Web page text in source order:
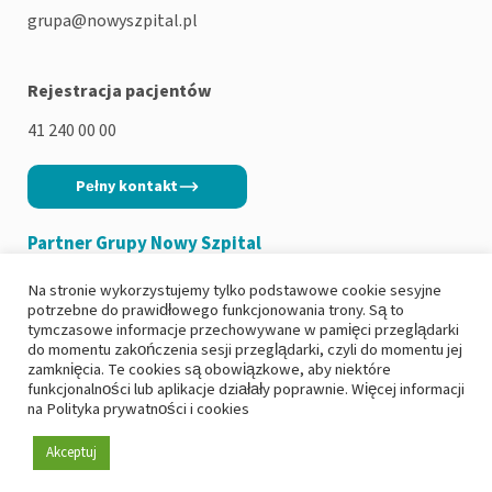
grupa@nowyszpital.pl
Rejestracja pacjentów
41 240 00 00
Pełny kontakt
Partner Grupy Nowy Szpital
Copyright 2026 |Polityka prywatności
Deklaracja dostępności
Ochrona danych osobowych i RODO
Na stronie wykorzystujemy tylko podstawowe cookie sesyjne
potrzebne do prawidłowego funkcjonowania trony. Są to
tymczasowe informacje przechowywane w pamięci przeglądarki
do momentu zakończenia sesji przeglądarki, czyli do momentu jej
zamknięcia. Te cookies są obowiązkowe, aby niektóre
funkcjonalności lub aplikacje działały poprawnie. Więcej informacji
na Polityka prywatności i cookies
Akceptuj